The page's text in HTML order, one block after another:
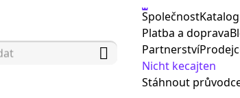
SpolečnostKatalog
Platba a doprava
Partnerství
Nicht kecajten
Stáhnout